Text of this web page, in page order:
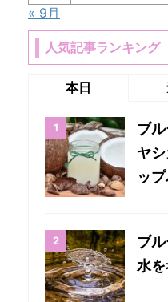
« 9月
人気記事ランキング
本日
ブ
ヤ
ッ
ブ
水